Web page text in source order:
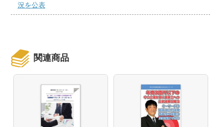
況を公表
関連商品